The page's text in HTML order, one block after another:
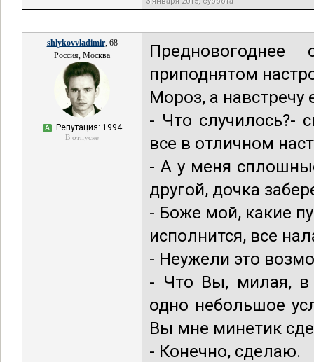
shlykovvladimir, 68
Россия, Москва
А Репутация: 1994
В отпуске
приподнятом
Мороз, а
- Что случилось?-
все в отличном
- А у меня
другой, дочка
- Боже мой, какие
исполнится, все
- Неужели это
- Что Вы, милая, в
одно небольшое
Вы мне минетик
- Конечно, сделаю.